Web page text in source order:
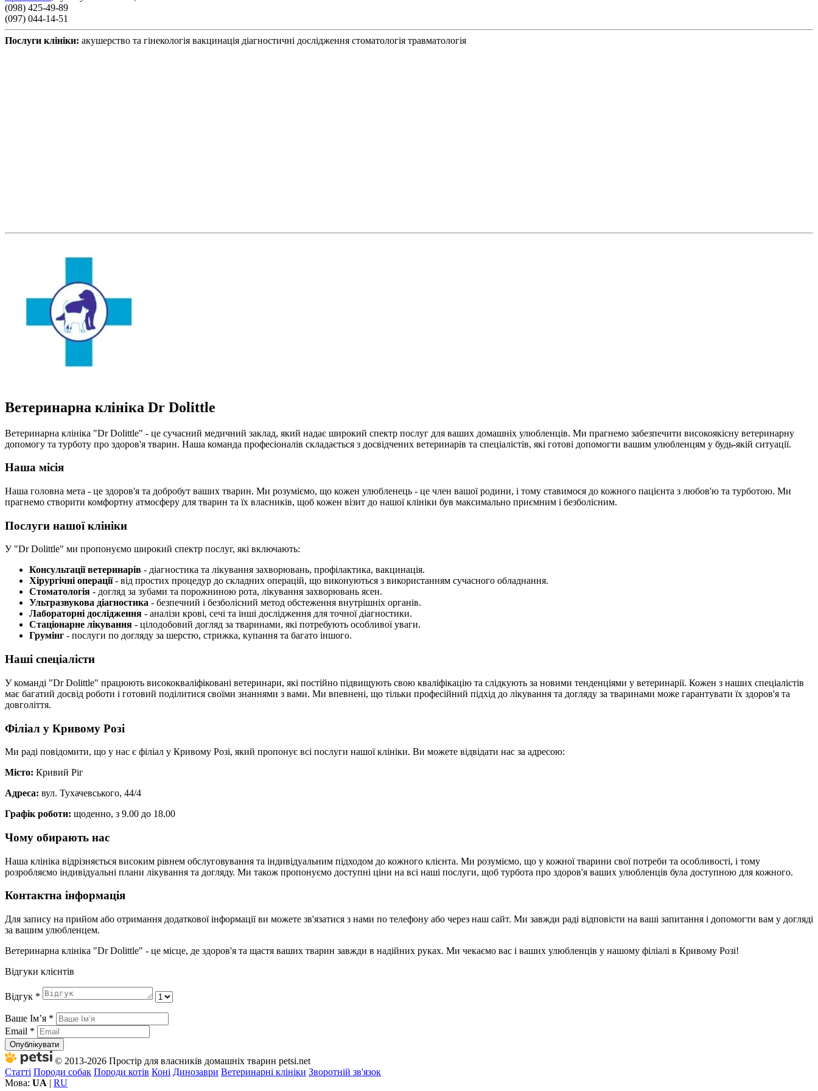
(098) 425-49-89
(097) 044-14-51
Послуги клініки: акушерство та гінекологія вакцинація діагностичні дослідження стоматологія травматологія
Ветеринарна клініка Dr Dolittle
Ветеринарна клініка "Dr Dolittle" - це сучасний медичний заклад, який надає широкий спектр послуг для ваших домашніх улюбленців. Ми прагнемо забезпечити високоякісну ветеринарну
допомогу та турботу про здоров'я тварин. Наша команда професіоналів складається з досвідчених ветеринарів та спеціалістів, які готові допомогти вашим улюбленцям у будь-якій ситуації.
Наша місія
Наша головна мета - це здоров'я та добробут ваших тварин. Ми розуміємо, що кожен улюбленець - це член вашої родини, і тому ставимося до кожного пацієнта з любов'ю та турботою. Ми
прагнемо створити комфортну атмосферу для тварин та їх власників, щоб кожен візит до нашої клініки був максимально приємним і безболісним.
Послуги нашої клініки
У "Dr Dolittle" ми пропонуємо широкий спектр послуг, які включають:
Консультації ветеринарів - діагностика та лікування захворювань, профілактика, вакцинація.
Хірургічні операції- від простих процедур до складних операцій, що виконуються з використанням сучасного обладнання.
Стоматологія - догляд за зубами та порожниною рота, лікування захворювань ясен.
Ультразвукова діагностика - безпечний і безболісний метод обстеження внутрішніх органів.
Лабораторні дослідження - аналізи крові, сечі та інші дослідження для точної діагностики.
Стаціонарне лікування - цілодобовий догляд за тваринами, які потребують особливої уваги.
Грумінг - послуги по догляду за шерстю, стрижка, купання та багато іншого.
Наші спеціалісти
У команді "Dr Dolittle" працюють висококваліфіковані ветеринари, які постійно підвищують свою кваліфікацію та слідкують за новими тенденціями у ветеринарії. Кожен з наших спеціалістів
має багатий досвід роботи і готовий поділитися своїми знаннями з вами. Ми впевнені, що тільки професійний підхід до лікування та догляду за тваринами може гарантувати їх здоров'я та
довголіття.
Філіал у Кривому Розі
Ми раді повідомити, що у нас є філіал у Кривому Розі, який пропонує всі послуги нашої клініки. Ви можете відвідати нас за адресою:
Місто: Кривий Ріг
Адреса: вул. Тухачевського, 44/4
Графік роботи: щоденно, з 9.00 до 18.00
Чому обирають нас
Наша клініка відрізняється високим рівнем обслуговування та індивідуальним підходом до кожного клієнта. Ми розуміємо, що у кожної тварини свої потреби та особливості, і тому
розробляємо індивідуальні плани лікування та догляду. Ми також пропонуємо доступні ціни на всі наші послуги, щоб турбота про здоров'я ваших улюбленців була доступною для кожного.
Контактна інформація
Для запису на прийом або отримання додаткової інформації ви можете зв'язатися з нами по телефону або через наш сайт. Ми завжди раді відповісти на ваші запитання і допомогти вам у догляді
за вашим улюбленцем.
Ветеринарна клініка "Dr Dolittle" - це місце, де здоров'я та щастя ваших тварин завжди в надійних руках. Ми чекаємо вас і ваших улюбленців у нашому філіалі в Кривому Розі!
Відгуки клієнтів
Відгук *
Ваше Імʼя *
Email *
Опублікувати
© 2013-2026 Простір для власників домашніх тварин petsi.net
Статті Породи собак Породи котів Коні Динозаври Ветеринарні клініки Зворотній зв'язок
Мова: UA | RU